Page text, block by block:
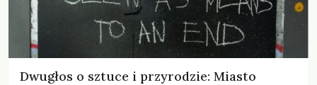
Dwugłos o sztuce i przyrodzie: Miasto